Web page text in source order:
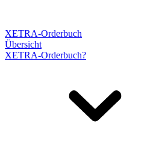
XETRA-Orderbuch
Übersicht
XETRA-Orderbuch?